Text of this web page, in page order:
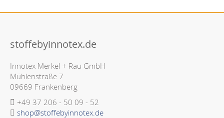
stoffebyinnotex.de
Innotex Merkel + Rau GmbH
Mühlenstraße 7
09669 Frankenberg
+49 37 206 - 50 09 - 52
shop@stoffebyinnotex.de